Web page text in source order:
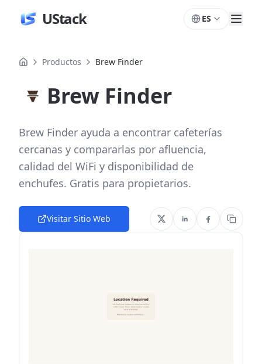
UStack ES
Productos Brew Finder
Brew Finder
Brew Finder ayuda a encontrar cafeterías
cercanas y compararlas por afluencia,
calidad del WiFi y disponibilidad de
enchufes. Gratis para propietarios.
Visitar Sitio Web